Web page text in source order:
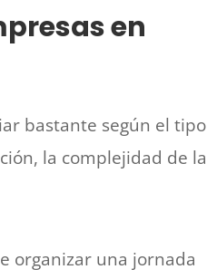
en
bastante según el tipo
la complejidad de la
organizar una jornada